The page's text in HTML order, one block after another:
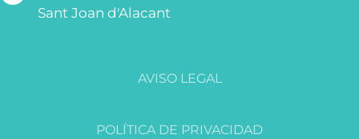
Sant Joan d'Alacant
AVISO LEGAL
POLÍTICA DE PRIVACIDAD